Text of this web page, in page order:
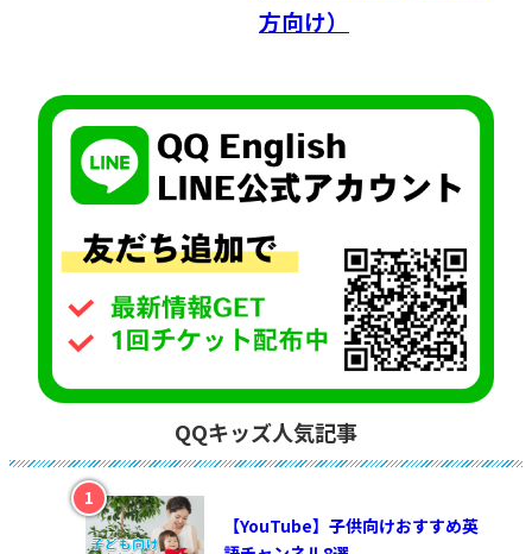
方向け）
QQキッズ人気記事
【YouTube】子供向けおすすめ英